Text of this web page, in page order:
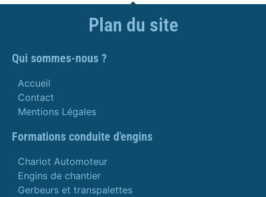
Plan du site
Qui sommes-nous ?
Accueil
Contact
Mentions Légales
Formations conduite d'engins
Chariot Automoteur
Engins de chantier
Gerbeurs et transpalettes